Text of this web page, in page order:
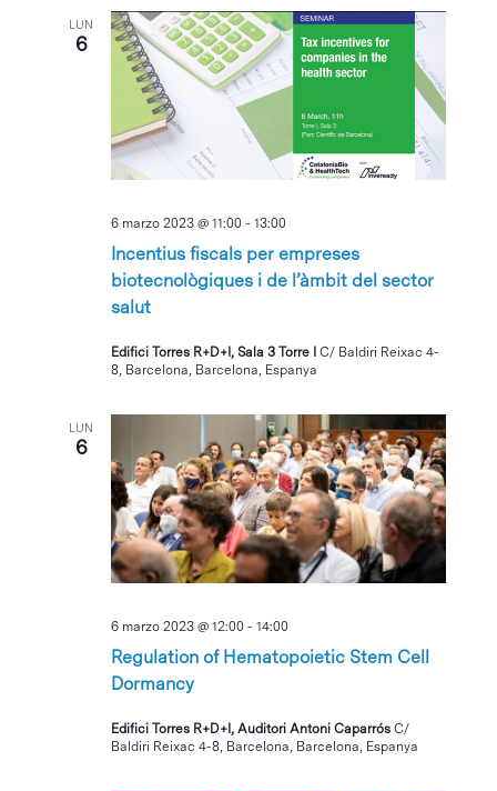
LUN
6
Incentius fiscals per empreses
biotecnològiques i de l’àmbit del sector
salut
6 marzo 2023 @ 11:00 -13:00
Edifici Torres R+D+I, Sala 3 Torre IC/ Baldiri Reixac 4-
8, Barcelona, Barcelona, Espanya
LUN
6
Regulation of Hematopoietic Stem Cell
Dormancy
6 marzo 2023 @ 12:00 -14:00
Edifici Torres R+D+I, Auditori Antoni CaparrósC/
Baldiri Reixac 4-8, Barcelona, Barcelona, Espanya